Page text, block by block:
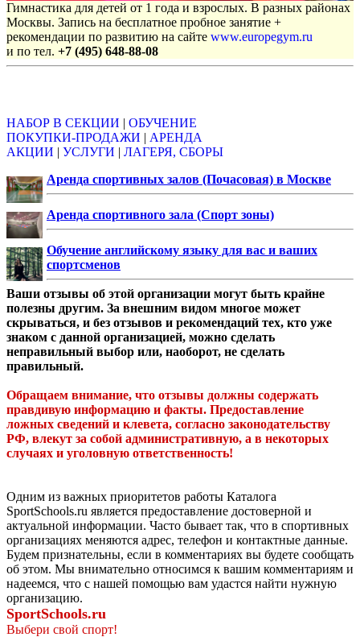
Гимнастика для детей от 1 года и взрослых. В разных районах
Москвы. Запись на бесплатное пробное занятие +
рекомендации по развитию на сайте www.europegym.ru
и по тел. +7 (495) 648-88-08
НАБОР В СЕКЦИИ | ОБУЧЕНИЕ
ПОКУПКИ-ПРОДАЖИ | АРЕНДА
АКЦИИ | УСЛУГИ | ЛАГЕРЯ, СБОРЫ
Аренда спортивных залов (Почасовая) в Москве
Аренда спортивного зала (Спорт зоны)
Обучение английскому языку для вас и ваших
спортсменов
Ваши отзывы об этой организации могут быть крайне
полезны другим. За внешним видом многое может
скрываться, и без отзывов и рекомендаций тех, кто уже
знаком с данной организацией, можно сделать
неправильный выбор или, наоборот, не сделать
правильный.
Обращаем внимание, что отзывы должны содержать
правдивую информацию и факты. Предоставление
ложных сведений и клевета, согласно законодательству
РФ, влекут за собой административную, а в некоторых
случаях и уголовную ответственность!
Одним из важных приоритетов работы Каталога
SportSchools.ru является предоставление достоверной и
актуальной информации. Часто бывает так, что в спортивных
организациях меняются адрес, телефон и контактные данные.
Будем признательны, если в комментариях вы будете сообщать
об этом. Мы внимательно относимся к вашим комментариям и
надеемся, что с нашей помощью вам удастся найти нужную
организацию.
SportSchools.ru
Выбери свой спорт!